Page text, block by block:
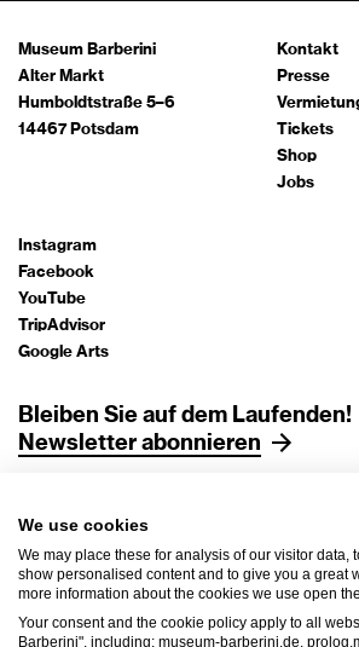
Museum Barberini
Alter Markt
Humboldtstraße 5–6
14467 Potsdam
Kontakt
Presse
Tickets
Shop
Jobs
Instagram
Facebook
YouTube
TripAdvisor
Google Arts
Bleiben Sie auf dem Laufenden!
Newsletter abonnieren
AGB
Hausordnung
Barrierefreiheit
We use cookies
We may place these for analysis of our visitor data,
show personalised content and to give you a great
more information about the cookies we use open
Your consent and the cookie policy apply to all
Barberini", including: museum-barberini.de,